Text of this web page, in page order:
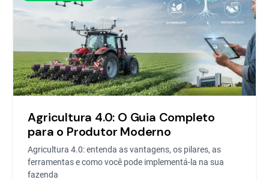
Agricultura 4.0: O Guia Completo
para o Produtor Moderno
Agricultura 4.0: entenda as vantagens, os pilares, as
ferramentas e como você pode implementá-la na sua
fazenda